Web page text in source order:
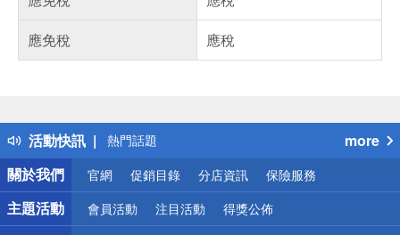
應免稅
應稅
活動快訊
得獎公告
熱門話題
銀行優惠
偏遠地區配送
詐騙網頁！請小心！
more
關於我們
官網 促銷目錄 分店資訊 保險服務
主題活動 會員活動 注目活動 得獎公佈